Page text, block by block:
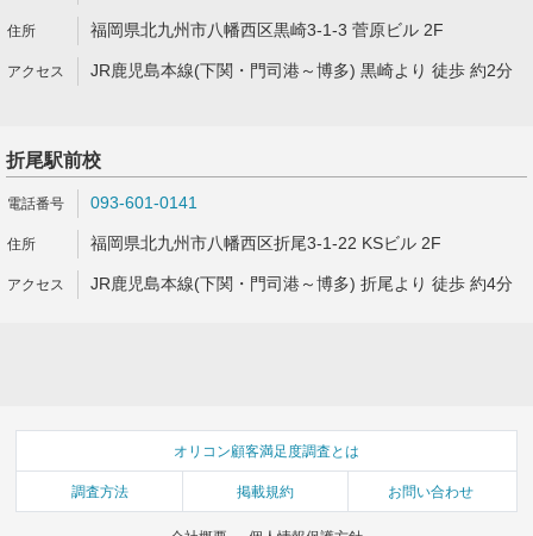
福岡県北九州市八幡西区黒崎3-1-3 菅原ビル 2F
JR鹿児島本線(下関・門司港～博多) 黒崎より 徒歩 約2分
折尾駅前校
093-601-0141
福岡県北九州市八幡西区折尾3-1-22 KSビル 2F
JR鹿児島本線(下関・門司港～博多) 折尾より 徒歩 約4分
オリコン顧客満足度調査とは
調査方法 掲載規約 お問い合わせ